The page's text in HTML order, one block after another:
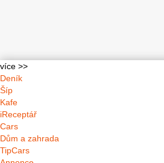
více >>
Deník
Šíp
Kafe
iReceptář
Cars
Dům a zahrada
TipCars